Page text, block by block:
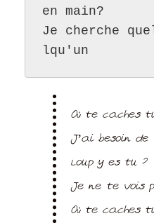
en main?
Je cherche
lqu'un
Où te caches
J’ai besoin de
Loup y es tu ?
Je ne te vois
Où te caches